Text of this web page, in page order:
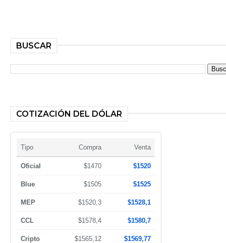
BUSCAR
COTIZACIÓN DEL DÓLAR
Tipo Compra Venta
Oficial $1470 $1520
Blue $1505 $1525
MEP $1520,3 $1528,1
CCL $1578,4 $1580,7
Cripto $1565,12 $1569,77